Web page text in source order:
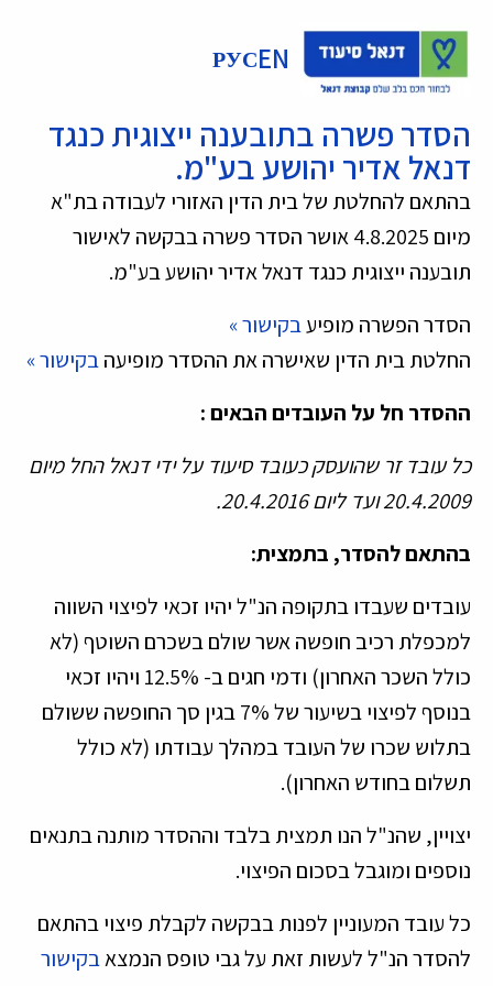
EN
РУС
הסדר פשרה בתובענה ייצוגית כנגד
דנאל אדיר יהושע בע"מ.
בהתאם להחלטת של בית הדין האזורי לעבודה בת"א
מיום 4.8.2025 אושר הסדר פשרה בבקשה לאישור
תובענה ייצוגית כנגד דנאל אדיר יהושע בע"מ.
הסדר הפשרה מופיעבקישור »
החלטת בית הדין שאישרה את ההסדר מופיעהבקישור »
ההסדר חל על העובדים הבאים :
כל עובד זר שהועסק כעובד סיעוד על ידי דנאל החל מיום
20.4.2009 ועד ליום 20.4.2016.
בהתאם להסדר, בתמצית:
עובדים שעבדו בתקופה הנ"ל יהיו זכאי לפיצוי השווה
למכפלת רכיב חופשה אשר שולם בשכרם השוטף (לא
כולל השכר האחרון) ודמי חגים ב- 12.5% ויהיו זכאי
בנוסף לפיצוי בשיעור של 7% בגין סך החופשה ששולם
בתלוש שכרו של העובד במהלך עבודתו (לא כולל
תשלום בחודש האחרון).
יצויין, שהנ"ל הנו תמצית בלבד וההסדר מותנה בתנאים
נוספים ומוגבל בסכום הפיצוי.
כל עובד המעוניין לפנות בבקשה לקבלת פיצוי בהתאם
להסדר הנ"ל לעשות זאת על גבי טופס הנמצאבקישור